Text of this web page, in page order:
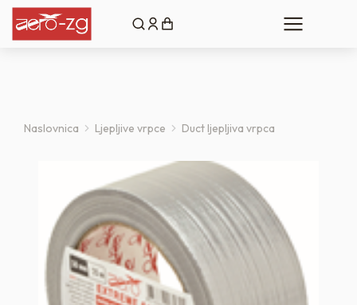
You are here:
Naslovnica Ljepljive vrpce Duct ljepljiva vrpca